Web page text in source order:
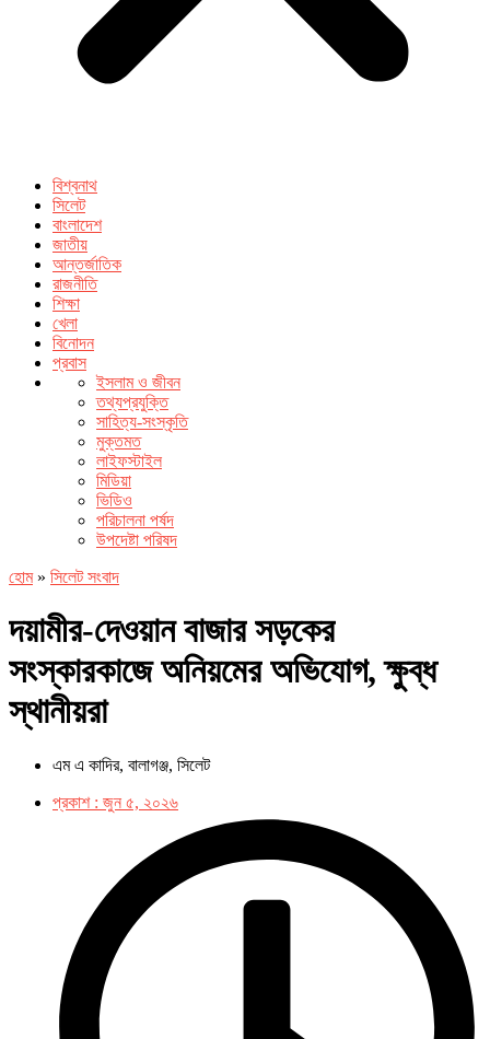
বিশ্বনাথ
সিলেট
বাংলাদেশ
জাতীয়
আন্তর্জাতিক
রাজনীতি
শিক্ষা
খেলা
বিনোদন
প্রবাস
ইসলাম ও জীবন
তথ্যপ্রযুক্তি
সাহিত্য-সংস্কৃতি
মুক্তমত
লাইফস্টাইল
মিডিয়া
ভিডিও
পরিচালনা পর্ষদ
উপদেষ্টা পরিষদ
হোম» সিলেট সংবাদ
দয়ামীর-দেওয়ান বাজার সড়কের
সংস্কারকাজে অনিয়মের অভিযোগ, ক্ষুব্ধ
স্থানীয়রা
এম এ কাদির, বালাগঞ্জ, সিলেট
প্রকাশ : জুন ৫, ২০২৬